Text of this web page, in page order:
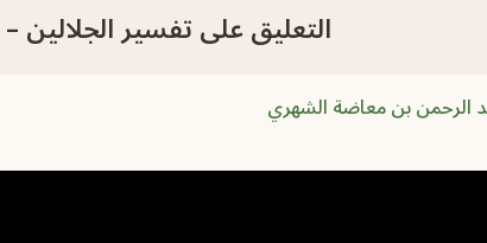
التعليق على تفسير الجلالين – سورة النساء [8]
الرحمن بن معاضة الشهري